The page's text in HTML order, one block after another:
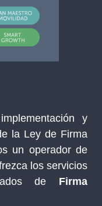
y
la Ley de Firma
un operador de
los servicios
de Firma